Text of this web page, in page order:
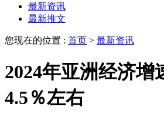
最新资讯
最新推文
您现在的位置 : 首页 > 最新资讯
2024年亚洲经济增
4.5％左右